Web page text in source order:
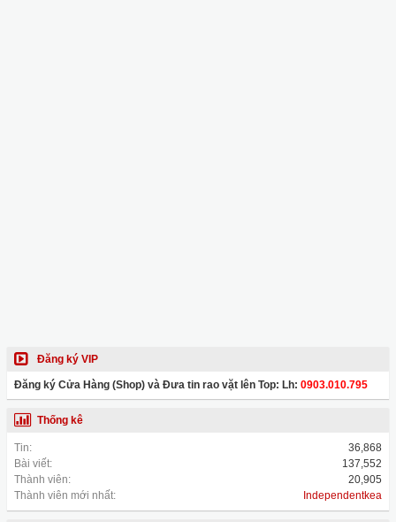
Đăng ký VIP
Đăng ký Cửa Hàng (Shop) và Đưa tin rao vặt lên Top: Lh: 0903.010.795
Thống kê
Tin:
36,868
Bài viết:
137,552
Thành viên:
20,905
Thành viên mới nhất:
Independentkea